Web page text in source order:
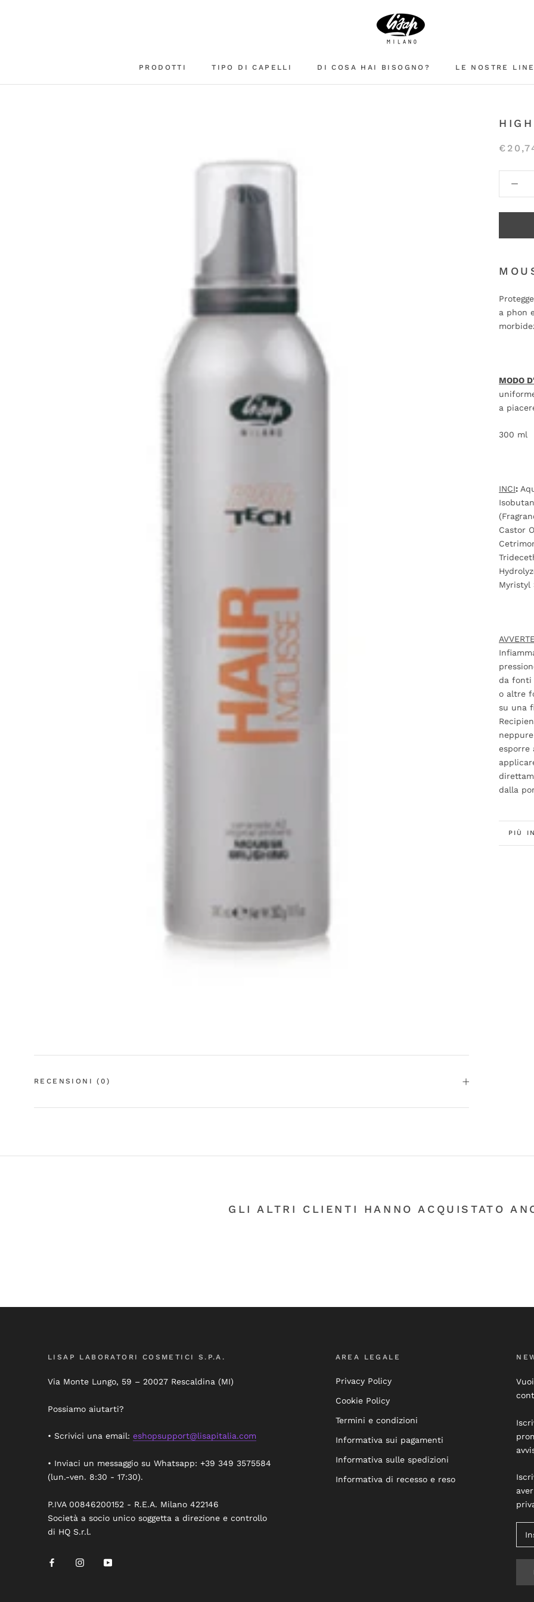
PRODOTTI TIPO DI CAPELLI DI COSA HAI BISOGNO? LE NOSTRE
a phon
MODO
a
300 ml
INCI:
Castor
Myristyl
da fonti
o altre
su una
esporre
dalla
PIÙ
RECENSIONI(0)
GLI ALTRI CLIENTI HANNO ACQUISTATO
LISAP LABORATORI COSMETICI S.P.A.
Via Monte Lungo, 59 – 20027 Rescaldina (MI)
Possiamo aiutarti?
• Scrivici una email: eshopsupport@lisapitalia.com
• Inviaci un messaggio su Whatsapp: +39 349 3575584
(lun.-ven. 8:30 - 17:30).
P.IVA 00846200152 - R.E.A. Milano 422146
Società a socio unico soggetta a direzione e controllo
di HQ S.r.l.
AREA LEGALE
Privacy Policy
Cookie Policy
Termini e condizioni
Informativa sui pagamenti
Informativa sulle spedizioni
Informativa di recesso e reso